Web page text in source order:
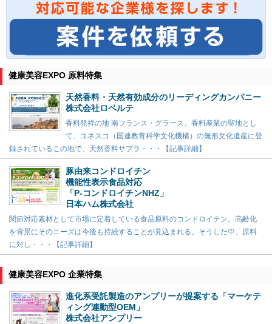
健康美容EXPO 原料特集
天然香料・天然有効成分のリーディングカンパニー
株式会社ロベルテ
香料発祥の地 南フランス・グラース。香料産業の聖地とし
て、ユネスコ（国連教育科学文化機構）の無形文化遺産に登
録されているこの地で、天然香料サプラ・・・【記事詳細】
豚由来コンドロイチン
機能性表示食品対応
「P-コンドロイチンNHZ」
日本ハム株式会社
関節対応素材として市場に定着している食品原料のコンドロイチン。高齢化
を背景にそのニーズは今後も持続することが見込まれる。そうした中、原料
に対し・・・【記事詳細】
健康美容EXPO 企業特集
進化系受託製造のアンプリーが提案する「マーケテ
ィング連動型OEM」
株式会社アンプリー